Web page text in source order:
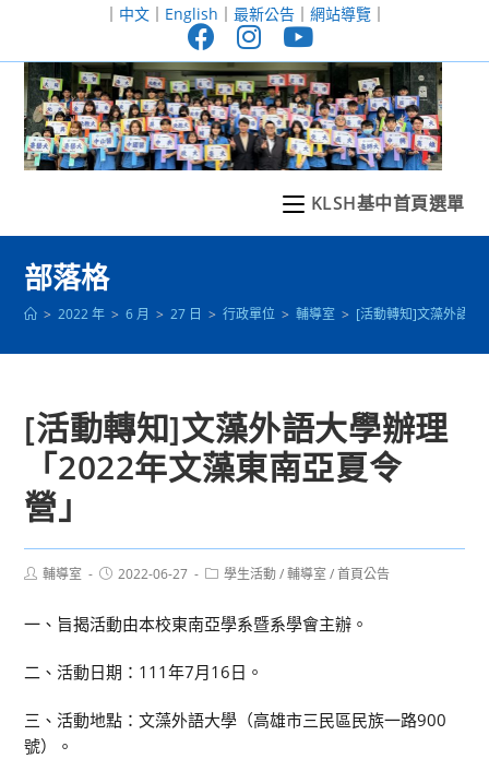
至
｜ 中文｜ English ｜ 最新公告｜ 網站導覽｜
KLSH基中首頁選單
部落格
> 2022 年 > 6 月 > 27 日 > 行政單位 > 輔導室 > [活動轉知]文藻外語大
[活動轉知]文藻外語大學辦理
「2022年文藻東南亞夏令
營」
Post輔導室
Post2022-06-27
Post學生活動 / 輔導室 / 首頁公告
一、旨揭活動由本校東南亞學系暨系學會主辦。
二、活動日期：111年7月16日。
三、活動地點：文藻外語大學（高雄市三民區民族一路900
號）。